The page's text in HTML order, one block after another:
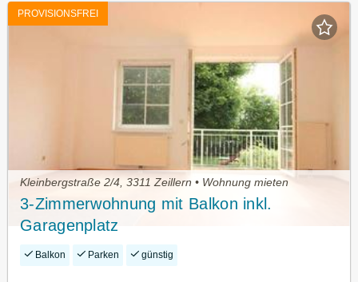
PROVISIONSFREI
Kleinbergstraße 2/4, 3311 Zeillern • Wohnung mieten
3-Zimmerwohnung mit Balkon inkl.
Garagenplatz
Balkon Parken günstig